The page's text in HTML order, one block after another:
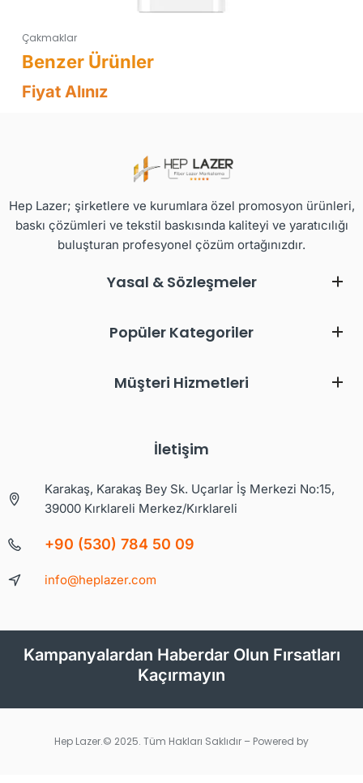
Çakmaklar
Fiyat Alınız
Hep Lazer; şirketlere ve kurumlara özel promosyon ürünleri,
baskı çözümleri ve tekstil baskısında kaliteyi ve yaratıcılığı
buluşturan profesyonel çözüm ortağınızdır.
Yasal & Sözleşmeler
Popüler Kategoriler
Müşteri Hizmetleri
İletişim
Karakaş, Karakaş Bey Sk. Uçarlar İş Merkezi No:15,
39000 Kırklareli Merkez/Kırklareli
+90 (530) 784 50 09
info@heplazer.com
Kampanyalardan Haberdar Olun Fırsatları
Kaçırmayın
Hep Lazer.© 2025. Tüm Hakları Saklıdır – Powered by